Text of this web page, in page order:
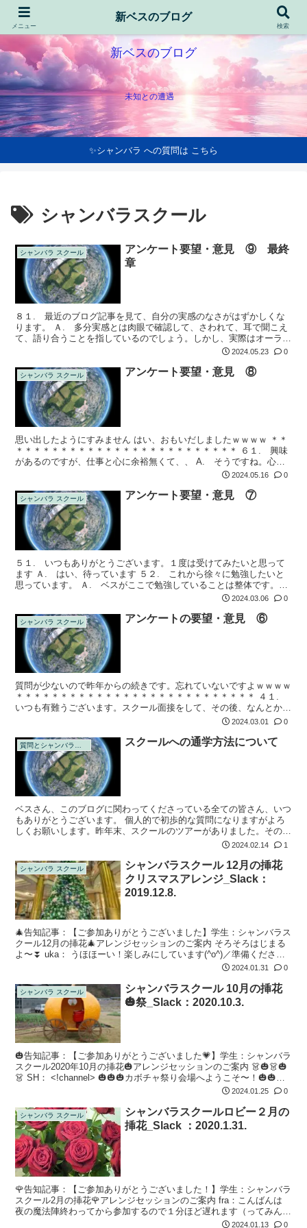
新ベスのブログ
未知との遭遇
✨シャンバラ への質問は こちら
シャンバラスクール
シャンバラ スクール
アンケート要望・意見 ⑨ 最終
章
８１. 最近のブログ記事を見て、自分の実感のなさがはずかしくな
ります。 Ａ. 多分実感とは肉眼で確認して、さわれて、耳で聞こえ
て、語り合うことを指しているのでしょう。しかし、実際はオーラを
見るのと同じで真っ赤なオーラや真っ青なオーラなどはそんなに見え
2024.05.23 0
シャンバラ スクール アンケート要望・意見 ⑧
思い出したようにすみません はい、おもいだしましたｗｗｗｗ ＊＊
＊＊＊＊＊＊＊＊＊＊＊＊＊＊＊＊＊＊＊＊＊＊＊＊＊ ６１. 興味
があるのですが、仕事と心に余裕無くて、、 A. そうですね。心に
余裕がないと。余裕ができたらぜひ来てください ６２. せっかくの
2024.05.16 0
シャンバラ スクール アンケート要望・意見 ⑦
５１. いつもありがとうございます。１度は受けてみたいと思って
ます Ａ. はい、待っています ５２. これから徐々に勉強したいと
思っています。 Ａ. ベスがここで勉強していることは整体です。セ
ミナーが精神世界だからといって従うことはありません。知りたいこ
2024.03.06 0
シャンバラ スクール アンケートの要望・意見 ⑥
質問が少ないので昨年からの続きです。忘れていないですよｗｗｗｗ
＊＊＊＊＊＊＊＊＊＊＊＊＊＊＊＊＊＊＊＊＊＊＊＊＊＊＊ ４１.
いつも有難うございます。スクール面接をして、その後、なんとか少
しの時間を使ってシャンバラの自分の部屋を訪れてます。が、何もま
2024.03.01 0
スクールへの通学方法について
ベスさん、このブログに関わってくださっている全ての皆さん、いつ
もありがとうございます。 個人的で初歩的な質問になりますがよろ
しくお願いします。昨年末、スクールのツアーがありました。その時
に、各自の部屋にはスクールに通じる扉があると伺いました。ところ
2024.02.14 1
シャンバラ スクール
シャンバラスクール 12月の挿花
クリスマスアレンジ_Slack：
2019.12.8.
🎄告知記事：【ご参加ありがとうございました】学生：シャンバラス
クール12月の挿花🎄アレンジセッションのご案内 そろそろはじまる
よ〜⏬ uka： うほほーい！楽しみにしています(^o^)／準備くださっ
ている皆々様にとびっきりワンダフォーなハッピーが訪れますよう
2024.01.31 0
シャンバラ スクール
シャンバラスクール 10月の挿花
🎃祭_Slack：2020.10.3.
🎃告知記事：【ご参加ありがとうございました💗】学生：シャンバラ
スクール2020年10月の挿花🎃アレンジセッションのご案内 👗🎃👗🎃
👗 SH： <!channel> 🎃🎃🎃カボチャ祭り会場へようこそ〜！🎃🎃🎃
今夜10時より、このチャンネルでカボチャ祭り2020... 2024.01.25 0
シャンバラ スクール
シャンバラスクールロビー２月の
挿花_Slack ：2020.1.31.
🌹告知記事：【ご参加ありがとうございました！】学生：シャンバラ
スクール2月の挿花🌹アレンジセッションのご案内 fra：こんばんは
夜の魔法陣終わってから参加するので１分ほど遅れます（ってみんな
そうかな） イントロ↩ fra：今回は各自持参なのですね。うっかり
2024.01.13 0
メニュー
新ベスのブログ
検索